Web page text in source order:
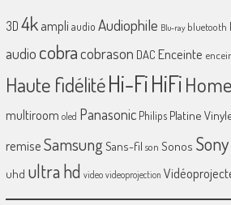
3D 4k ampliaudio Audiophile Blu-ray bluetooth
audio cobracobrason DAC Enceinte
Haute fidélitéHi-FiHiFi
multiroom oled Panasonic Philips Platine
remiseSamsungSans-fil son Sonos Sony
uhd ultra hd video videoprojection